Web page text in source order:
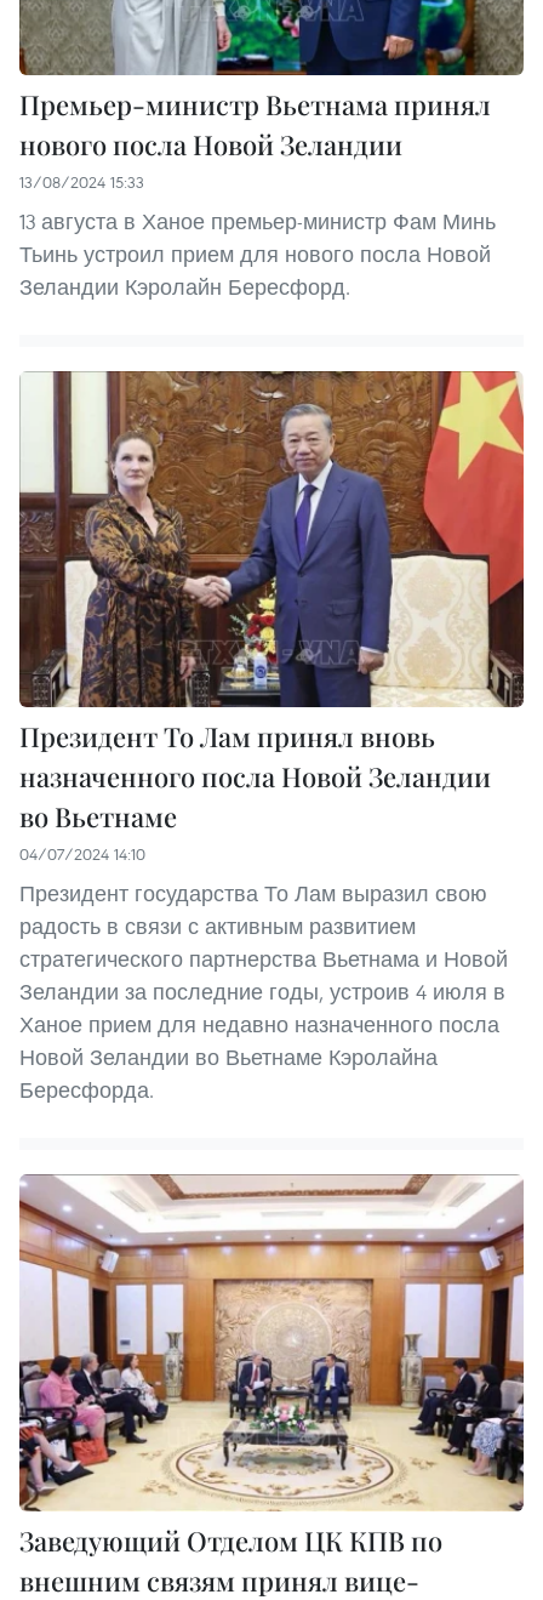
Премьер-министр Вьетнама принял
нового посла Новой Зеландии
13/08/2024 15:33
13 августа в Ханое премьер-министр Фам Минь
Тьинь устроил прием для нового посла Новой
Зеландии Кэролайн Бересфорд.
Президент То Лам принял вновь
назначенного посла Новой Зеландии
во Вьетнаме
04/07/2024 14:10
Президент государства То Лам выразил свою
радость в связи с активным развитием
стратегического партнерства Вьетнама и Новой
Зеландии за последние годы, устроив 4 июля в
Ханое прием для недавно назначенного посла
Новой Зеландии во Вьетнаме Кэролайна
Бересфорда.
Заведующий Отделом ЦК КПВ по
внешним связям принял вице-